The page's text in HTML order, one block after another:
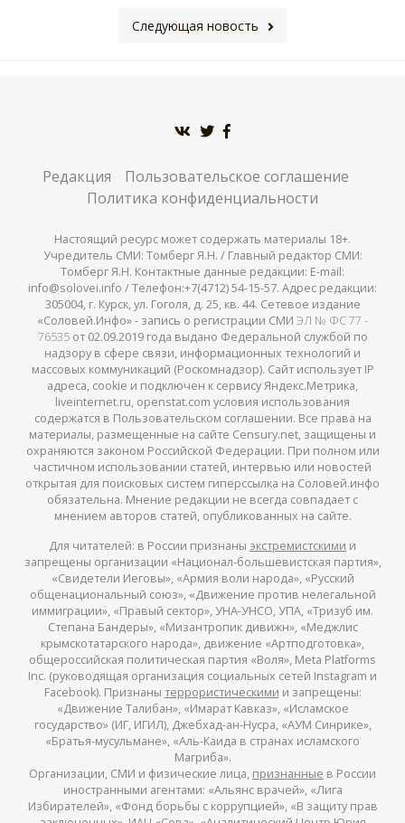
Следующая новость
Редакция
Пользовательское соглашение
Политика конфиденциальности
Настоящий ресурс может содержать материалы 18+.
Учредитель СМИ: Томберг Я.Н. / Главный редактор СМИ:
Томберг Я.Н. Контактные данные редакции: E-mail:
info@solovei.info / Телефон:+7(4712) 54-15-57. Адрес редакции:
305004, г. Курск, ул. Гоголя, д. 25, кв. 44. Сетевое издание
«Соловей.Инфо» - запись о регистрации СМИ ЭЛ № ФС 77 -
76535от 02.09.2019 года выдано Федеральной службой по
надзору в сфере связи, информационных технологий и
массовых коммуникаций (Роскомнадзор). Сайт использует IP
адреса, cookie и подключен к сервису Яндекс.Метрика,
liveinternet.ru, openstat.com условия использования
содержатся в Пользовательском соглашении. Все права на
материалы, размещенные на сайте Censury.net, защищены и
охраняются законом Российской Федерации. При полном или
частичном использовании статей, интервью или новостей
открытая для поисковых систем гиперссылка на Соловей.инфо
обязательна. Мнение редакции не всегда совпадает с
мнением авторов статей, опубликованных на сайте.
Для читателей: в России признаны экстремистскими и
запрещены организации «Национал-большевистская партия»,
«Свидетели Иеговы», «Армия воли народа», «Русский
общенациональный союз», «Движение против нелегальной
иммиграции», «Правый сектор», УНА-УНСО, УПА, «Тризуб им.
Степана Бандеры», «Мизантропик дивижн», «Меджлис
крымскотатарского народа», движение «Артподготовка»,
общероссийская политическая партия «Воля», Meta Platforms
Inc. (руководящая организация социальных сетей Instagram и
Facebook). Признаны террористическими и запрещены:
«Движение Талибан», «Имарат Кавказ», «Исламское
государство» (ИГ, ИГИЛ), Джебхад-ан-Нусра, «АУМ Синрике»,
«Братья-мусульмане», «Аль-Каида в странах исламского
Магриба».
Организации, СМИ и физические лица, признанные в России
иностранными агентами: «Альянс врачей», «Лига
Избирателей», «Фонд борьбы с коррупцией», «В защиту прав